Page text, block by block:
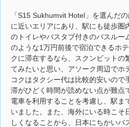
「S15 Sukhumvit Hotel」を選んだ
に近いエリアにあり、駅にも徒歩圏
のトイレやバスタブ付きのバスルー
のような1万円前後で宿泊できるホ
クに滞在するなら、スクンビットの
てみたいと思い、アソーク周辺でホ
コクはタクシー代は比較的安いので
滞がひどく時間が読めない点が難点
電車を利用することを考慮し、駅ま
いました。また、海外にいる時こそ
しくなることから、日本にちかいバ